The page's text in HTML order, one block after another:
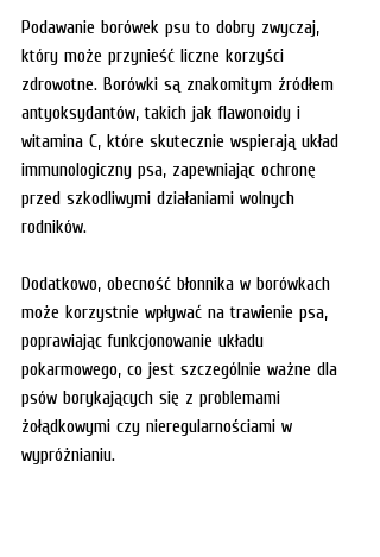
Podawanie borówek psu to dobry zwyczaj,
który może przynieść liczne korzyści
zdrowotne. Borówki są znakomitym źródłem
antyoksydantów, takich jak flawonoidy i
witamina C, które skutecznie wspierają układ
immunologiczny psa, zapewniając ochronę
przed szkodliwymi działaniami wolnych
rodników.
Dodatkowo, obecność błonnika w borówkach
może korzystnie wpływać na trawienie psa,
poprawiając funkcjonowanie układu
pokarmowego, co jest szczególnie ważne dla
psów borykających się z problemami
żołądkowymi czy nieregularnościami w
wypróżnianiu.